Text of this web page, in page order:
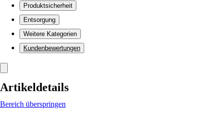
Produktsicherheit
Entsorgung
Weitere Kategorien
Kundenbewertungen
Artikeldetails
Bereich überspringen